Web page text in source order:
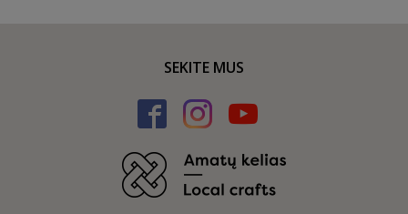
SEKITE MUS